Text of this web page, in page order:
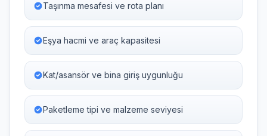
Taşınma mesafesi ve rota planı
Eşya hacmi ve araç kapasitesi
Kat/asansör ve bina giriş uygunluğu
Paketleme tipi ve malzeme seviyesi